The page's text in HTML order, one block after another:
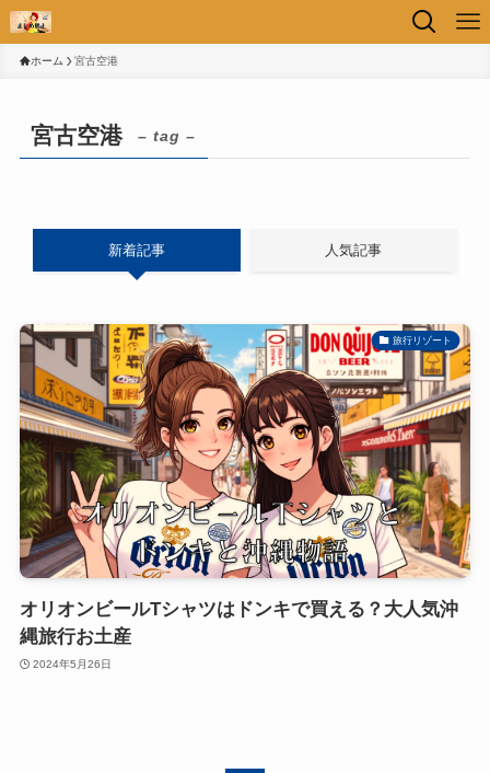
ホーム 宮古空港
宮古空港 – tag –
新着記事 人気記事
旅行リゾート
オリオンビールTシャツはドンキで買える？大人気沖
縄旅行お土産
2024年5月26日